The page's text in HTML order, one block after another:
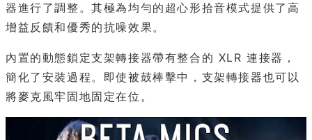
器進行了調整。其極為均勻的超心形拾音模式提供了高
增益反饋和優秀的抗噪效果。
內置的動態鎖定支架轉接器帶有整合的 XLR 連接器，
簡化了安裝過程。即使被鼓棒擊中，支架轉接器也可以
將麥克風牢固地固定在位。